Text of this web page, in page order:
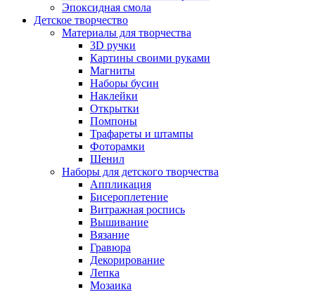
Эпоксидная смола
Детское творчество
Материалы для творчества
3D ручки
Картины своими руками
Магниты
Наборы бусин
Наклейки
Открытки
Помпоны
Трафареты и штампы
Фоторамки
Шенил
Наборы для детского творчества
Аппликация
Бисероплетение
Витражная роспись
Вышивание
Вязание
Гравюра
Декорирование
Лепка
Мозаика